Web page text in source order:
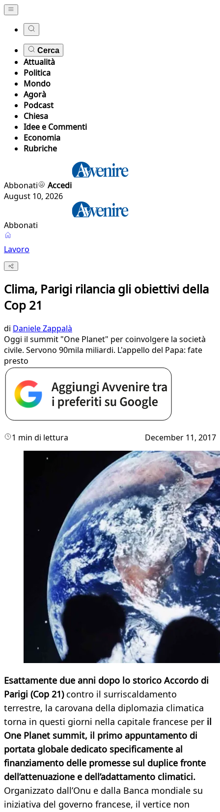
Cerca
Attualità
Politica
Mondo
Agorà
Podcast
Chiesa
Idee e Commenti
Economia
Rubriche
Abbonati
Accedi
August 10, 2026
Abbonati
Lavoro
Clima, Parigi rilancia gli obiettivi della
Cop 21
di Daniele Zappalà
Oggi il summit "One Planet" per coinvolgere la società
civile. Servono 90mila miliardi. L'appello del Papa: fate
presto
1 min di lettura December 11, 2017
Esattamente due anni dopo lo storico Accordo di
Parigi (Cop 21) contro il surriscaldamento
terrestre, la carovana della diplomazia climatica
torna in questi giorni nella capitale francese per il
One Planet summit, il primo appuntamento di
portata globale dedicato specificamente al
finanziamento delle promesse sul duplice fronte
dell’attenuazione e dell’adattamento climatici.
Organizzato dall’Onu e dalla Banca mondiale su
iniziativa del governo francese, il vertice non